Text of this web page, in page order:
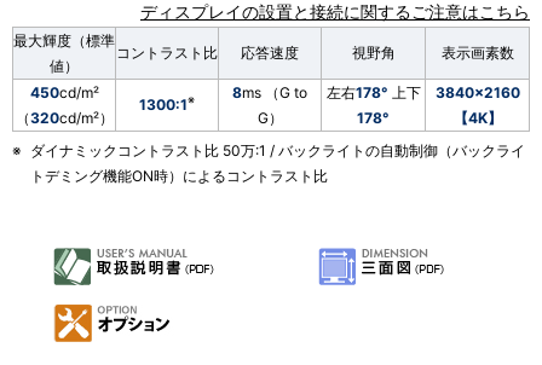
示
し
て
い
シ
ョ
ン
ディスプレイの設置と接続に関するご注意はこちら
最大輝度（標準
値）
コントラスト比 応答速度 視野角 表示画素数
450cd/m²
（320cd/m²）
1300:1※ 8ms （G to
G）
左右178° 上下
178°
3840×2160
【4K】
※ ダイナミックコントラスト比 50万:1 / バックライトの自動制御（バックライ
トデミング機能ON時）によるコントラスト比